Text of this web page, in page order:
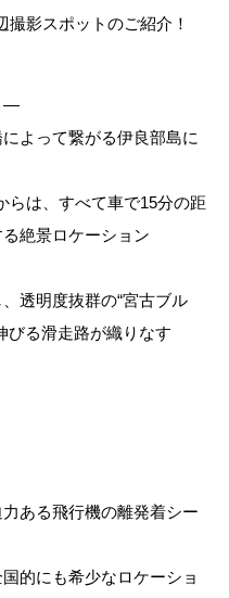
撮影スポットのご紹介！
—
よって繋がる伊良部島に
らは、すべて車で15分の距
絶景ロケーション
透明度抜群の“宮古ブル
びる滑走路が織りなす
ある飛行機の離発着シー
的にも希少なロケーショ